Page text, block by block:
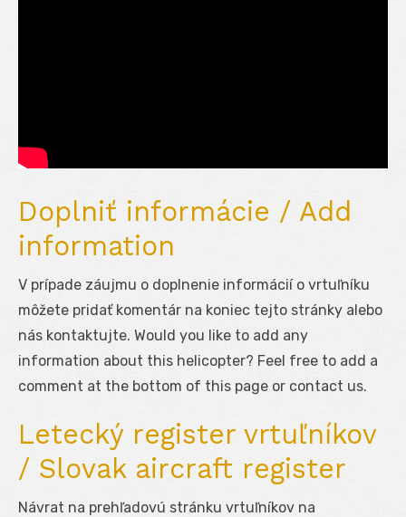
Doplniť informácie / Add
information
V prípade záujmu o doplnenie informácií o vrtuľníku
môžete pridať komentár na koniec tejto stránky alebo
nás kontaktujte. Would you like to add any
information about this helicopter? Feel free to add a
comment at the bottom of this page or contact us.
Letecký register vrtuľníkov
/ Slovak aircraft register
Návrat na prehľadovú stránku vrtuľníkov na